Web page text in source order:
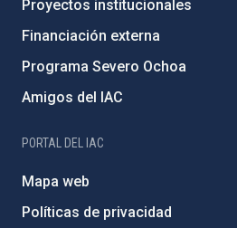
Proyectos institucionales
Financiación externa
Programa Severo Ochoa
Amigos del IAC
PORTAL DEL IAC
Mapa web
Políticas de privacidad